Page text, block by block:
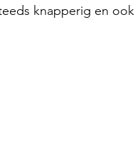
knapperig en